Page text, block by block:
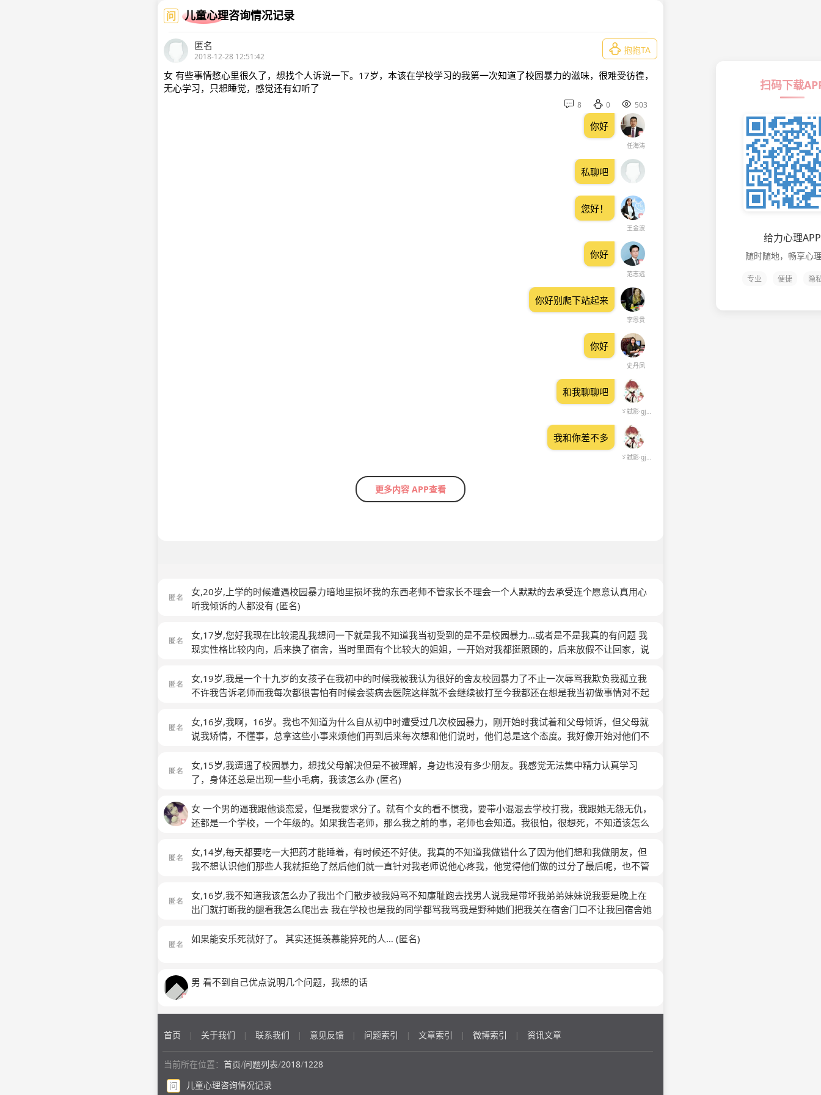
问 儿童心理咨询情况记录
匿名
2018-12-28 12:51:42
 抱抱TA
女 有些事情憋心里很久了，想找个人诉说一下。17岁，本该在学校学习的我第一次知道了校园暴力的滋味，很难受彷徨，
无心学习，只想睡觉，感觉还有幻听了
 8  0  503
任海涛
你好
私聊吧
王金波
您好！
范志远
你好
李恩贵
你好别爬下站起来
史丹凤
你好
ゞ弑影·gj 鬼枭倾听＼雨落
和我聊聊吧
ゞ弑影·gj 鬼枭倾听＼雨落
我和你差不多
更多内容 APP查看
女,20岁,上学的时候遭遇校园暴力暗地里损坏我的东西老师不管家长不理会一个人默默的去承受连个愿意认真用心
听我倾诉的人都没有 (匿名)
女,17岁,您好我现在比较混乱我想问一下就是我不知道我当初受到的是不是校园暴力...或者是不是我真的有问题 我
现实性格比较内向，后来换了宿舍，当时里面有个比较大的姐姐，一开始对我都挺照顾的，后来放假不让回家，说
姐姐就问我为什么不去劝架，然后就开始讲我。后来她们有一次吵架我就去劝架，那个姐姐又凶我说我不该管那些
事。当时我就会听话的那种吧，她们也没怎么为难我，后来她们孤立另一个女生，在群里我就说了一句我觉得她还
让自己看上去很镇定，出血都没感觉。那天我一直没有睡觉我听见那个姐姐说要是第二天我还这就要打我一巴掌我
真的太害怕了我就一晚上没睡觉收拾了行李回家我真的承受不住在那个寝室我多次想要去死很压抑很压抑后来退学
白天不管在干什么都好像能听见她们说话当初还有认识的同学后来跟我说我退学之后她们也一直在背后骂我。 现在
还好除了偶尔做梦会梦见回到那个寝室又跟他们待在一起。今天上午我爸说我还是要继续上学的，我说我不在这个
缓过来一直在哭真的是我问题吗(匿名)
女,19岁,我是一个十九岁的女孩子在我初中的时候我被我认为很好的舍友校园暴力了不止一次辱骂我欺负我孤立我
不许我告诉老师而我每次都很害怕有时候会装病去医院这样就不会继续被打至今我都还在想是我当初做事情对不起
道自己该怎么办(匿名)
女,16岁,我啊，16岁。我也不知道为什么自从初中时遭受过几次校园暴力，刚开始时我试着和父母倾诉，但父母就
说我矫情，不懂事，总拿这些小事来烦他们再到后来每次想和他们说时，他们总是这个态度。我好像开始对他们不
让我失望，他们也总是失信于我。好像不知道从什么时候开始，我每天都觉得一点希望都没有，不想笑了，不想说
话了，有时候还说不出话来，不敢去人多的地方，经常吃不下东西，或者一吃就吐了，我也不知道为什么。
女,15岁,我遭遇了校园暴力，想找父母解决但是不被理解，身边也没有多少朋友。我感觉无法集中精力认真学习
了，身体还总是出现一些小毛病，我该怎么办 (匿名)
女 一个男的逼我跟他谈恋爱，但是我要求分了。就有个女的看不惯我，要带小混混去学校打我，我跟她无怨无仇，
还都是一个学校，一个年级的。如果我告老师，那么我之前的事，老师也会知道。我很怕，很想死，不知道该怎么
女,14岁,每天都要吃一大把药才能睡着，有时候还不好使。我真的不知道我做错什么了因为他们想和我做朋友，但
我不想认识他们那些人我就拒绝了然后他们就一直针对我老师说他心疼我，他觉得他们做的过分了最后呢，也不管
怎么针对你一个呀有个姐妹帮我出头也被校园欺凌了而他们只为了开心而已。他们有时候没有动手，他们用了他们
最擅长的语言暴力伤害我，他们不会考虑我的感受，他们只要他们开心。老师不管，父母不管。(匿名)
女,16岁,我不知道我该怎么办了我出个门散步被我妈骂不知廉耻跑去找男人说我是带坏我弟弟妹妹说我要是晚上在
出门就打断我的腿看我怎么爬出去 我在学校也是我的同学都骂我骂我是野种她们把我关在宿舍门口不让我回宿舍她
得些钱回去的刚好她们又骂我我告诉老师老师不加理会我找上了心理老师心理老师也只能告诉班主任班主任跟我说
的朋友她说你就没想过别人为什么会这样针对你吗一个我还能理解几个我还能理解可是如果你没做错什么你为什么
么都没有人理解我都只是一味的让我反抗我不敢啊我怕挨打我不怕死我怕挨打
(匿名)
如果能安乐死就好了。 其实还挺羡慕能猝死的人… (匿名)
男 看不到自己优点说明几个问题，我想的话
首页 | 关于我们 | 联系我们 | 意见反馈 | 问题索引 | 文章索引 | 微博索引 | 资讯文章
当前所在位置： 首页/问题列表/2018/1228
问
儿童心理咨询情况记录
扫码下载
给力心理APP
随时随地，畅享心
专业 便捷 隐